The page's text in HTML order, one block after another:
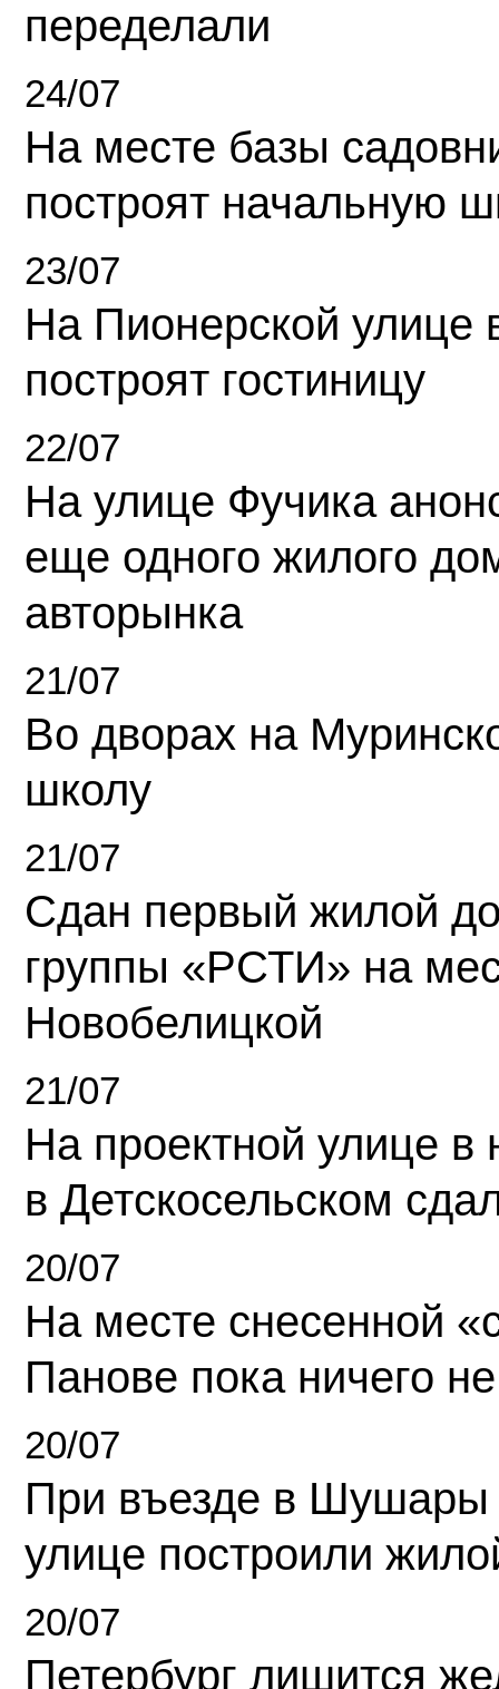
переделали
24/07
На месте базы
построят начальную
23/07
На Пионерской улице
построят гостиницу
22/07
На улице Фучика
еще одного жилого
авторынка
21/07
Во дворах на
школу
21/07
Сдан первый жилой
группы «РСТИ» на
Новобелицкой
21/07
На проектной улице
в Детскосельском
20/07
На месте снесенной
Панове пока ничего
20/07
При въезде в Шушары
улице построили
20/07
Петербург лишится